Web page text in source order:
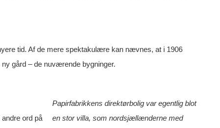
tid. Af de mere spektakulære kan nævnes, at i 1906
gård – de nuværende bygninger.
Papirfabrikkens direktørbolig var egentlig blot
en stor villa, som nordsjællænderne med
ord på